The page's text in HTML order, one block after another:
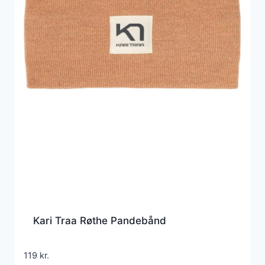
Kari Traa Røthe Pandebånd
119 kr.